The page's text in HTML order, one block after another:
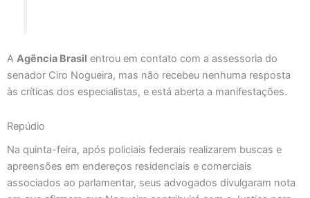
A Agência Brasil entrou em contato com a assessoria do
senador Ciro Nogueira, mas não recebeu nenhuma resposta
às críticas dos especialistas, e está aberta a manifestações.
Repúdio
Na quinta-feira, após policiais federais realizarem buscas e
apreensões em endereços residenciais e comerciais
associados ao parlamentar, seus advogados divulgaram nota